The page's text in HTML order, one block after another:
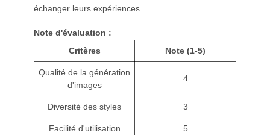
échanger leurs expériences.
Note d'évaluation :
Critères
Note (1-5)
Qualité de la génération
d'images
4
Diversité des styles 3
Facilité d'utilisation 5